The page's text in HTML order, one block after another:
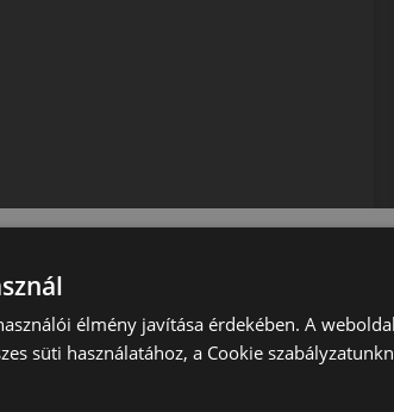
élmény javítása érdekében. A
süti használatához, a Cookie